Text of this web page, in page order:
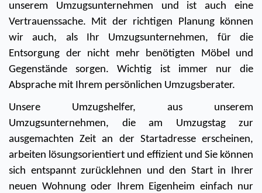
unserem Umzugsunternehmen und ist auch eine
Vertrauenssache. Mit der richtigen Planung können
wir auch, als Ihr Umzugsunternehmen, für die
Entsorgung der nicht mehr benötigten Möbel und
Gegenstände sorgen. Wichtig ist immer nur die
Absprache mit Ihrem persönlichen Umzugsberater.
Unsere Umzugshelfer, aus unserem
Umzugsunternehmen, die am Umzugstag zur
ausgemachten Zeit an der Startadresse erscheinen,
arbeiten lösungsorientiert und effizient und Sie können
sich entspannt zurücklehnen und den Start in Ihrer
neuen Wohnung oder Ihrem Eigenheim einfach nur